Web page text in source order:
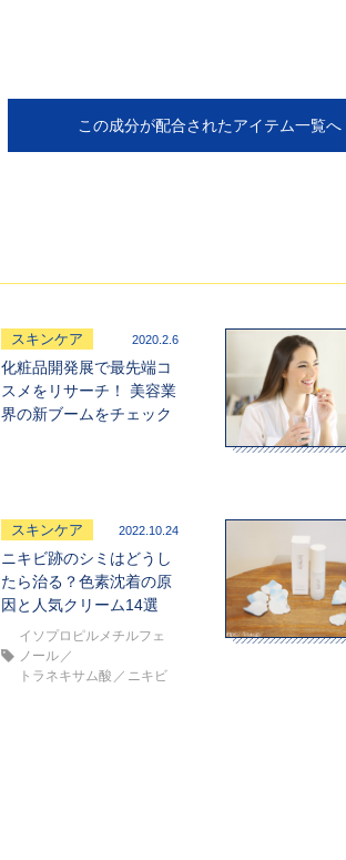
この成分が配合されたアイテム一覧へ
スキンケア 2020.2.6
化粧品開発展で最先端コ
スメをリサーチ！ 美容業
界の新ブームをチェック
スキンケア 2022.10.24
ニキビ跡のシミはどうし
たら治る？色素沈着の原
因と人気クリーム14選
イソプロピルメチルフェ
ノール
トラネキサム酸
ニキビ